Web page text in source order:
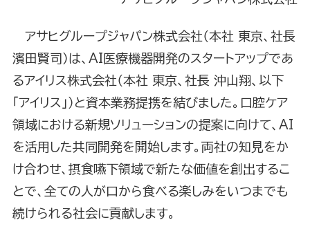
アサヒグループジャパン株式会社（本社 東京、社長
濱田賢司）は、AI医療機器開発のスタートアップであ
るアイリス株式会社（本社 東京、社長 沖山翔、以下
「アイリス」）と資本業務提携を結びました。口腔ケア
領域における新規ソリューションの提案に向けて、AI
を活用した共同開発を開始します。両社の知見をか
け合わせ、摂食嚥下領域で新たな価値を創出するこ
とで、全ての人が口から食べる楽しみをいつまでも
続けられる社会に貢献します。